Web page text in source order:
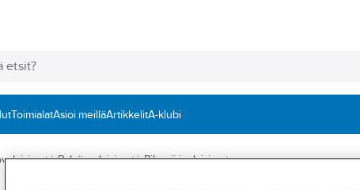
ToimialatAsioi meilläArtikkelitA-klubi
Pylväsvalaisimet Pihapiirivalaisimet